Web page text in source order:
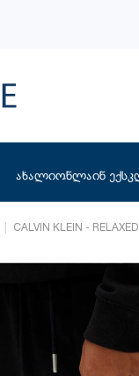
ახალიონლაინ
CALVIN KLEIN -